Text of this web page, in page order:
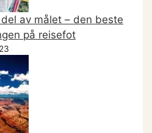
av målet – den beste
på reisefot